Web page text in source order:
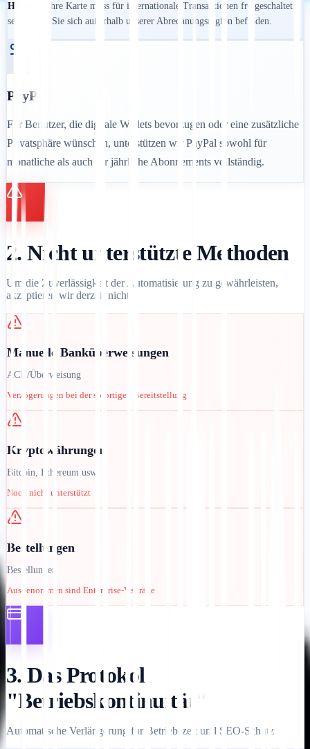
Hinweis:
Ihre Karte muss für internationale Transaktionen freigeschaltet
sein, wenn Sie sich außerhalb unserer Abrechnungsregion befinden.
PayPal
Für Benutzer, die digitale Wallets bevorzugen oder eine zusätzliche
Privatsphäre wünschen, unterstützen wir PayPal sowohl für
monatliche als auch für jährliche Abonnements vollständig.
2. Nicht unterstützte Methoden
Um die Zuverlässigkeit der Automatisierung zu gewährleisten,
akzeptieren wir derzeit nicht:
Manuelle Banküberweisungen
ACH/Überweisung
Verzögerungen bei der sofortigen Bereitstellung
Kryptowährungen
Bitcoin, Ethereum usw.
Noch nicht unterstützt
Bestellungen
Bestellungen
Ausgenommen sind Enterprise-Verträge
3. Das Protokoll
"Betriebskontinuität"
Automatische Verlängerung für Betriebszeit und SEO-Schutz